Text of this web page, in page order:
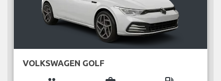
VOLKSWAGEN GOLF